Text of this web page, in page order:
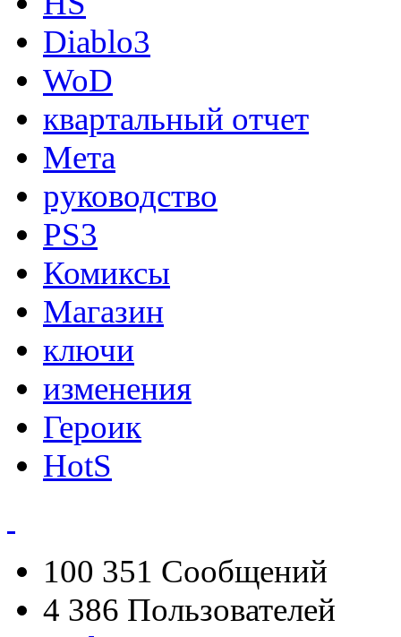
Diablo3
WoD
квартальный отчет
Мета
руководство
PS3
Комиксы
Магазин
ключи
изменения
Героик
HotS
100 351 Сообщений
4 386 Пользователей